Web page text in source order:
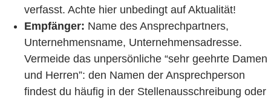
verfasst. Achte hier unbedingt auf Aktualität!
Empfänger: Name des Ansprechpartners,
Unternehmensname, Unternehmensadresse.
Vermeide das unpersönliche “sehr geehrte Damen
und Herren”: den Namen der Ansprechperson
findest du häufig in der Stellenausschreibung oder